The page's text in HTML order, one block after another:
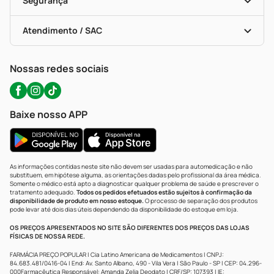
Troca E Devolução
Bulas De A A Z
Políticas De Marketplace
Testes Rápidos
Autoteste Covid-19
Certificado De Segurança
Portal Da Privacidade
Atendimento / SAC
WhatsApp (47) 9202-1687
Nossas redes sociais
Baixe nosso APP
As informações contidas neste site não devem ser usadas para automedicação e não
substituem, em hipótese alguma, as orientações dadas pelo profissional da área médica.
Somente o médico está apto a diagnosticar qualquer problema de saúde e prescrever o
tratamento adequado. Todos os pedidos efetuados estão sujeitos à confirmação da
disponibilidade de produto em nosso estoque.O processo de separação dos produtos
pode levar até dois dias úteis dependendo da disponibilidade do estoque em loja.
OS PREÇOS APRESENTADOS NO SITE SÃO DIFERENTES DOS PREÇOS DAS LOJAS
FÍSICAS DE NOSSA REDE.
FARMÁCIA PREÇO POPULAR | Cia Latino Americana de Medicamentos | CNPJ:
84.683.481/0416-04 | End: Av. Santo Albano, 490 - Vila Vera | São Paulo - SP | CEP: 04.296-
000Farmacêutica Responsável: Amanda Zelia Deodato | CRF/SP: 107393 | IE: